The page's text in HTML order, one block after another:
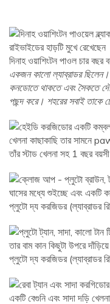
দিনাহ ওয়াশিংটন পাওল চার বছর
একজন কালো ল্যাব্রাডর ছিলেন।
কনডোতে থাকতে এবং সৈকতে
পছন্দ করে। শহরের সবাই তাকে
তাঁর স্টাড খেলনা সহ 1 বছর
প্লুটো দ্য করজিডর (ল্যাব্রাডর
প্লুটো দ্য করজিডর (ল্যাব্রাডর